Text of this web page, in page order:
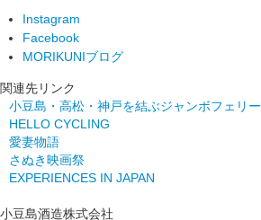
Instagram
Facebook
MORIKUNIブログ
関連先リンク
小豆島・高松・神戸を結ぶジャンボフェリー
HELLO CYCLING
愛妻物語
さぬき映画祭
EXPERIENCES IN JAPAN
小豆島酒造株式会社